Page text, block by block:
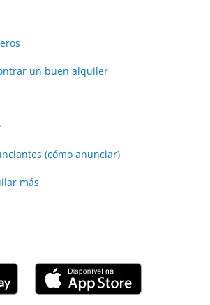
un buen alquiler
(cómo anunciar)
más